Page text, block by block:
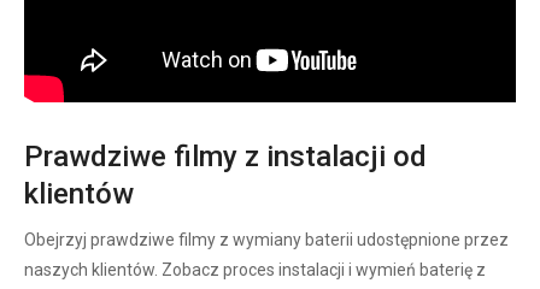
Prawdziwe filmy z instalacji od
klientów
Obejrzyj prawdziwe filmy z wymiany baterii udostępnione przez
naszych klientów. Zobacz proces instalacji i wymień baterię z